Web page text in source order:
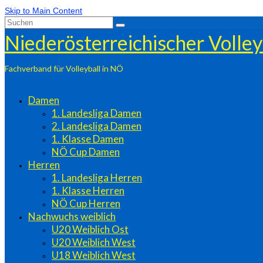
Skip to Main Content
Suchen
nach:
Niederösterreichischer
Fachverband für Volleyball in NÖ
Damen
1. Landesliga Damen
2. Landesliga Damen
1. Klasse Damen
NÖ Cup Damen
Herren
1. Landesliga Herren
1. Klasse Herren
NÖ Cup Herren
Nachwuchs weiblich
U20 Weiblich Ost
U20 Weiblich West
U18 Weiblich West